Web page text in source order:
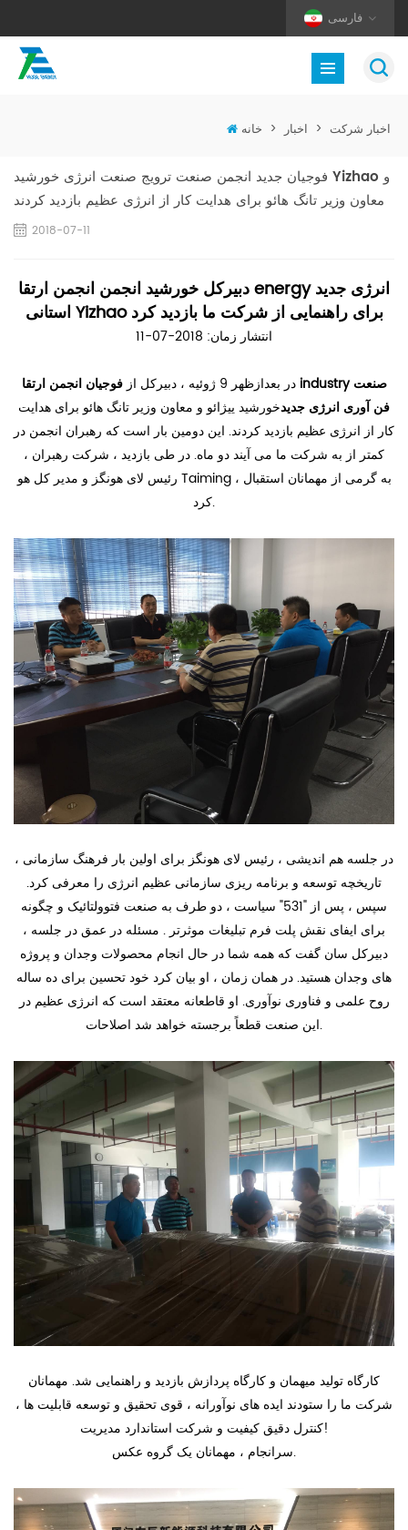
فارسی
خانه > اخبار > اخبار شرکت
فوجیان جدید انجمن صنعت ترویج صنعت انرژی خورشید Yizhao و
معاون وزیر تانگ هائو برای هدایت کار از انرژی عظیم بازدید کردند
2018-07-11
دبیرکل خورشید انجمن انجمن ارتقا energy انرژی جدید
استانی Yizhao برای راهنمایی از شرکت ما بازدید کرد
انتشار زمان: 2018-07-11
در بعدازظهر 9 ژوئیه ، دبیرکل از
فوجیان انجمن ارتقا industry صنعت
فن آوری انرژی جدیدخورشید ییژائو و معاون وزیر تانگ هائو برای هدایت
کار از انرژی عظیم بازدید کردند. این دومین بار است که رهبران انجمن در
کمتر از به شرکت ما می آیند دو ماه. در طی بازدید ، شرکت رهبران ،
رئیس لای هونگز و مدیر کل هو Taiming ، به گرمی از مهمانان استقبال
کرد.
در جلسه هم اندیشی ، رئیس لای هونگز برای اولین بار فرهنگ سازمانی ،
تاریخچه توسعه و برنامه ریزی سازمانی عظیم انرژی را معرفی کرد.
سپس ، پس از "531" سیاست ، دو طرف به صنعت فتوولتائیک و چگونه
برای ایفای نقش پلت فرم تبلیغات موثرتر . مسئله در عمق در جلسه ،
دبیرکل سان گفت که همه شما در حال انجام محصولات وجدان و پروژه
های وجدان هستید. در همان زمان ، او بیان کرد خود تحسین برای ده ساله
روح علمی و فناوری نوآوری. او قاطعانه معتقد است که انرژی عظیم در
این صنعت قطعاً برجسته خواهد شد اصلاحات.
کارگاه تولید میهمان و کارگاه پردازش بازدید و راهنمایی شد. مهمانان
شرکت ما را ستودند ایده های نوآورانه ، قوی تحقیق و توسعه قابلیت ها ،
کنترل دقیق کیفیت و شرکت استاندارد مدیریت!
سرانجام ، مهمانان یک گروه عکس.